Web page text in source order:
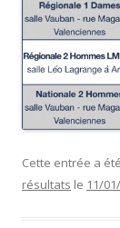
Cette entrée a
résultats le 11/